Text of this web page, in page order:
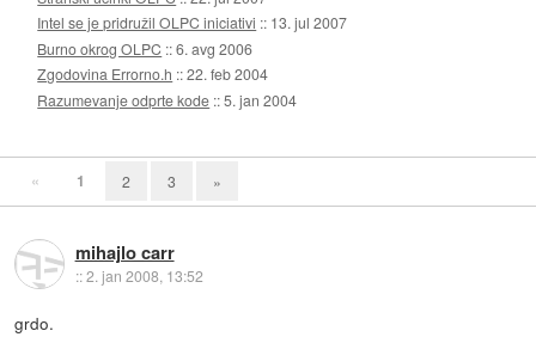
Intel se je pridružil OLPC iniciativi :: 13. jul 2007
Burno okrog OLPC ::6. avg 2006
Zgodovina Errorno.h ::22. feb 2004
Razumevanje odprte kode ::5. jan 2004
« 1 2 3 »
mihajlo carr
::2. jan 2008, 13:52
grdo.